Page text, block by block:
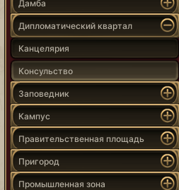
Дамба
Дипломатический квартал
Канцелярия
Консульство
Заповедник
Кампус
Правительственная площадь
Пригород
Промышленная зона